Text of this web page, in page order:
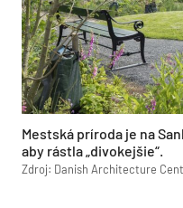
Mestská príroda je na
aby rástla „divokejšie“.
Zdroj: Danish Architecture